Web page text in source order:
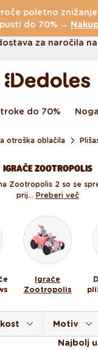
poletno
do 70% →
Ocen)
za naročila
do 70%
otroška oblačila
IGRAČE ZOOTROPOLIS
Zootropolis 2 so se
prij... Preberi več
Igrače
Zootropolis
Motiv
Najbolj